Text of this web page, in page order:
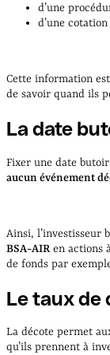
d’une
d’une
Cette information
de savoir quand ils
La date
Fixer une date
aucun événement
Ainsi, l’investisseur
BSA-AIR en actions
de fonds par
Le taux de
La décote permet
qu’ils prennent à